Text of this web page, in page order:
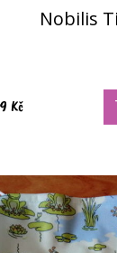
Nobilis
Kč